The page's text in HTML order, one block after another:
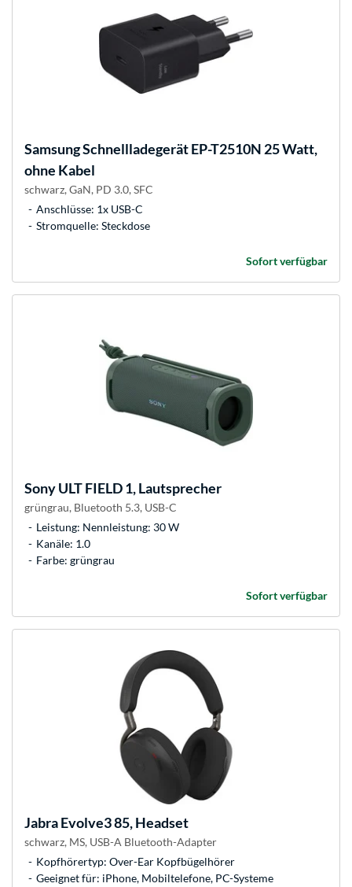
SamsungSchnellladegerät EP-T2510N 25 Watt,
ohne Kabel
schwarz, GaN, PD 3.0, SFC
Anschlüsse: 1x USB-C
Stromquelle: Steckdose
Sofort verfügbar
SonyULT FIELD 1, Lautsprecher
grüngrau, Bluetooth 5.3, USB-C
Leistung: Nennleistung: 30 W
Kanäle: 1.0
Farbe: grüngrau
Sofort verfügbar
JabraEvolve3 85, Headset
schwarz, MS, USB-A Bluetooth-Adapter
Kopfhörertyp: Over-Ear Kopfbügelhörer
Geeignet für: iPhone, Mobiltelefone, PC-Systeme